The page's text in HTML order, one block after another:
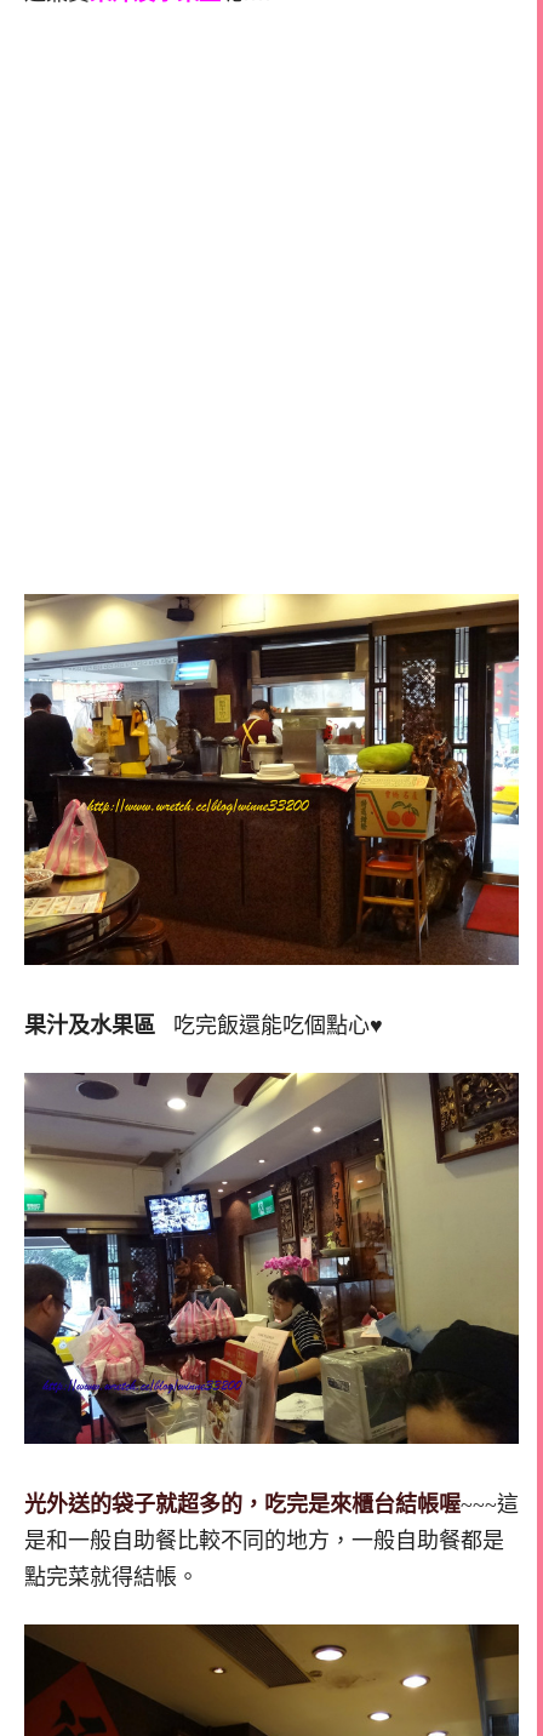
果汁及水果區 吃完飯還能吃個點心♥
光外送的袋子就超多的，吃完是來櫃台結帳喔~~~這
是和一般自助餐比較不同的地方，一般自助餐都是
點完菜就得結帳。